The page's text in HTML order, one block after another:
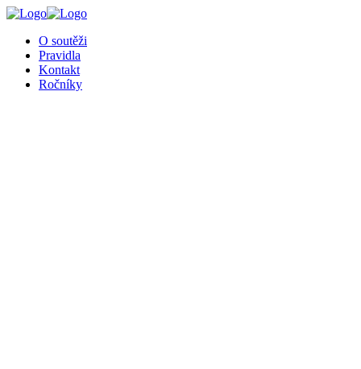
O soutěži
Pravidla
Kontakt
Ročníky